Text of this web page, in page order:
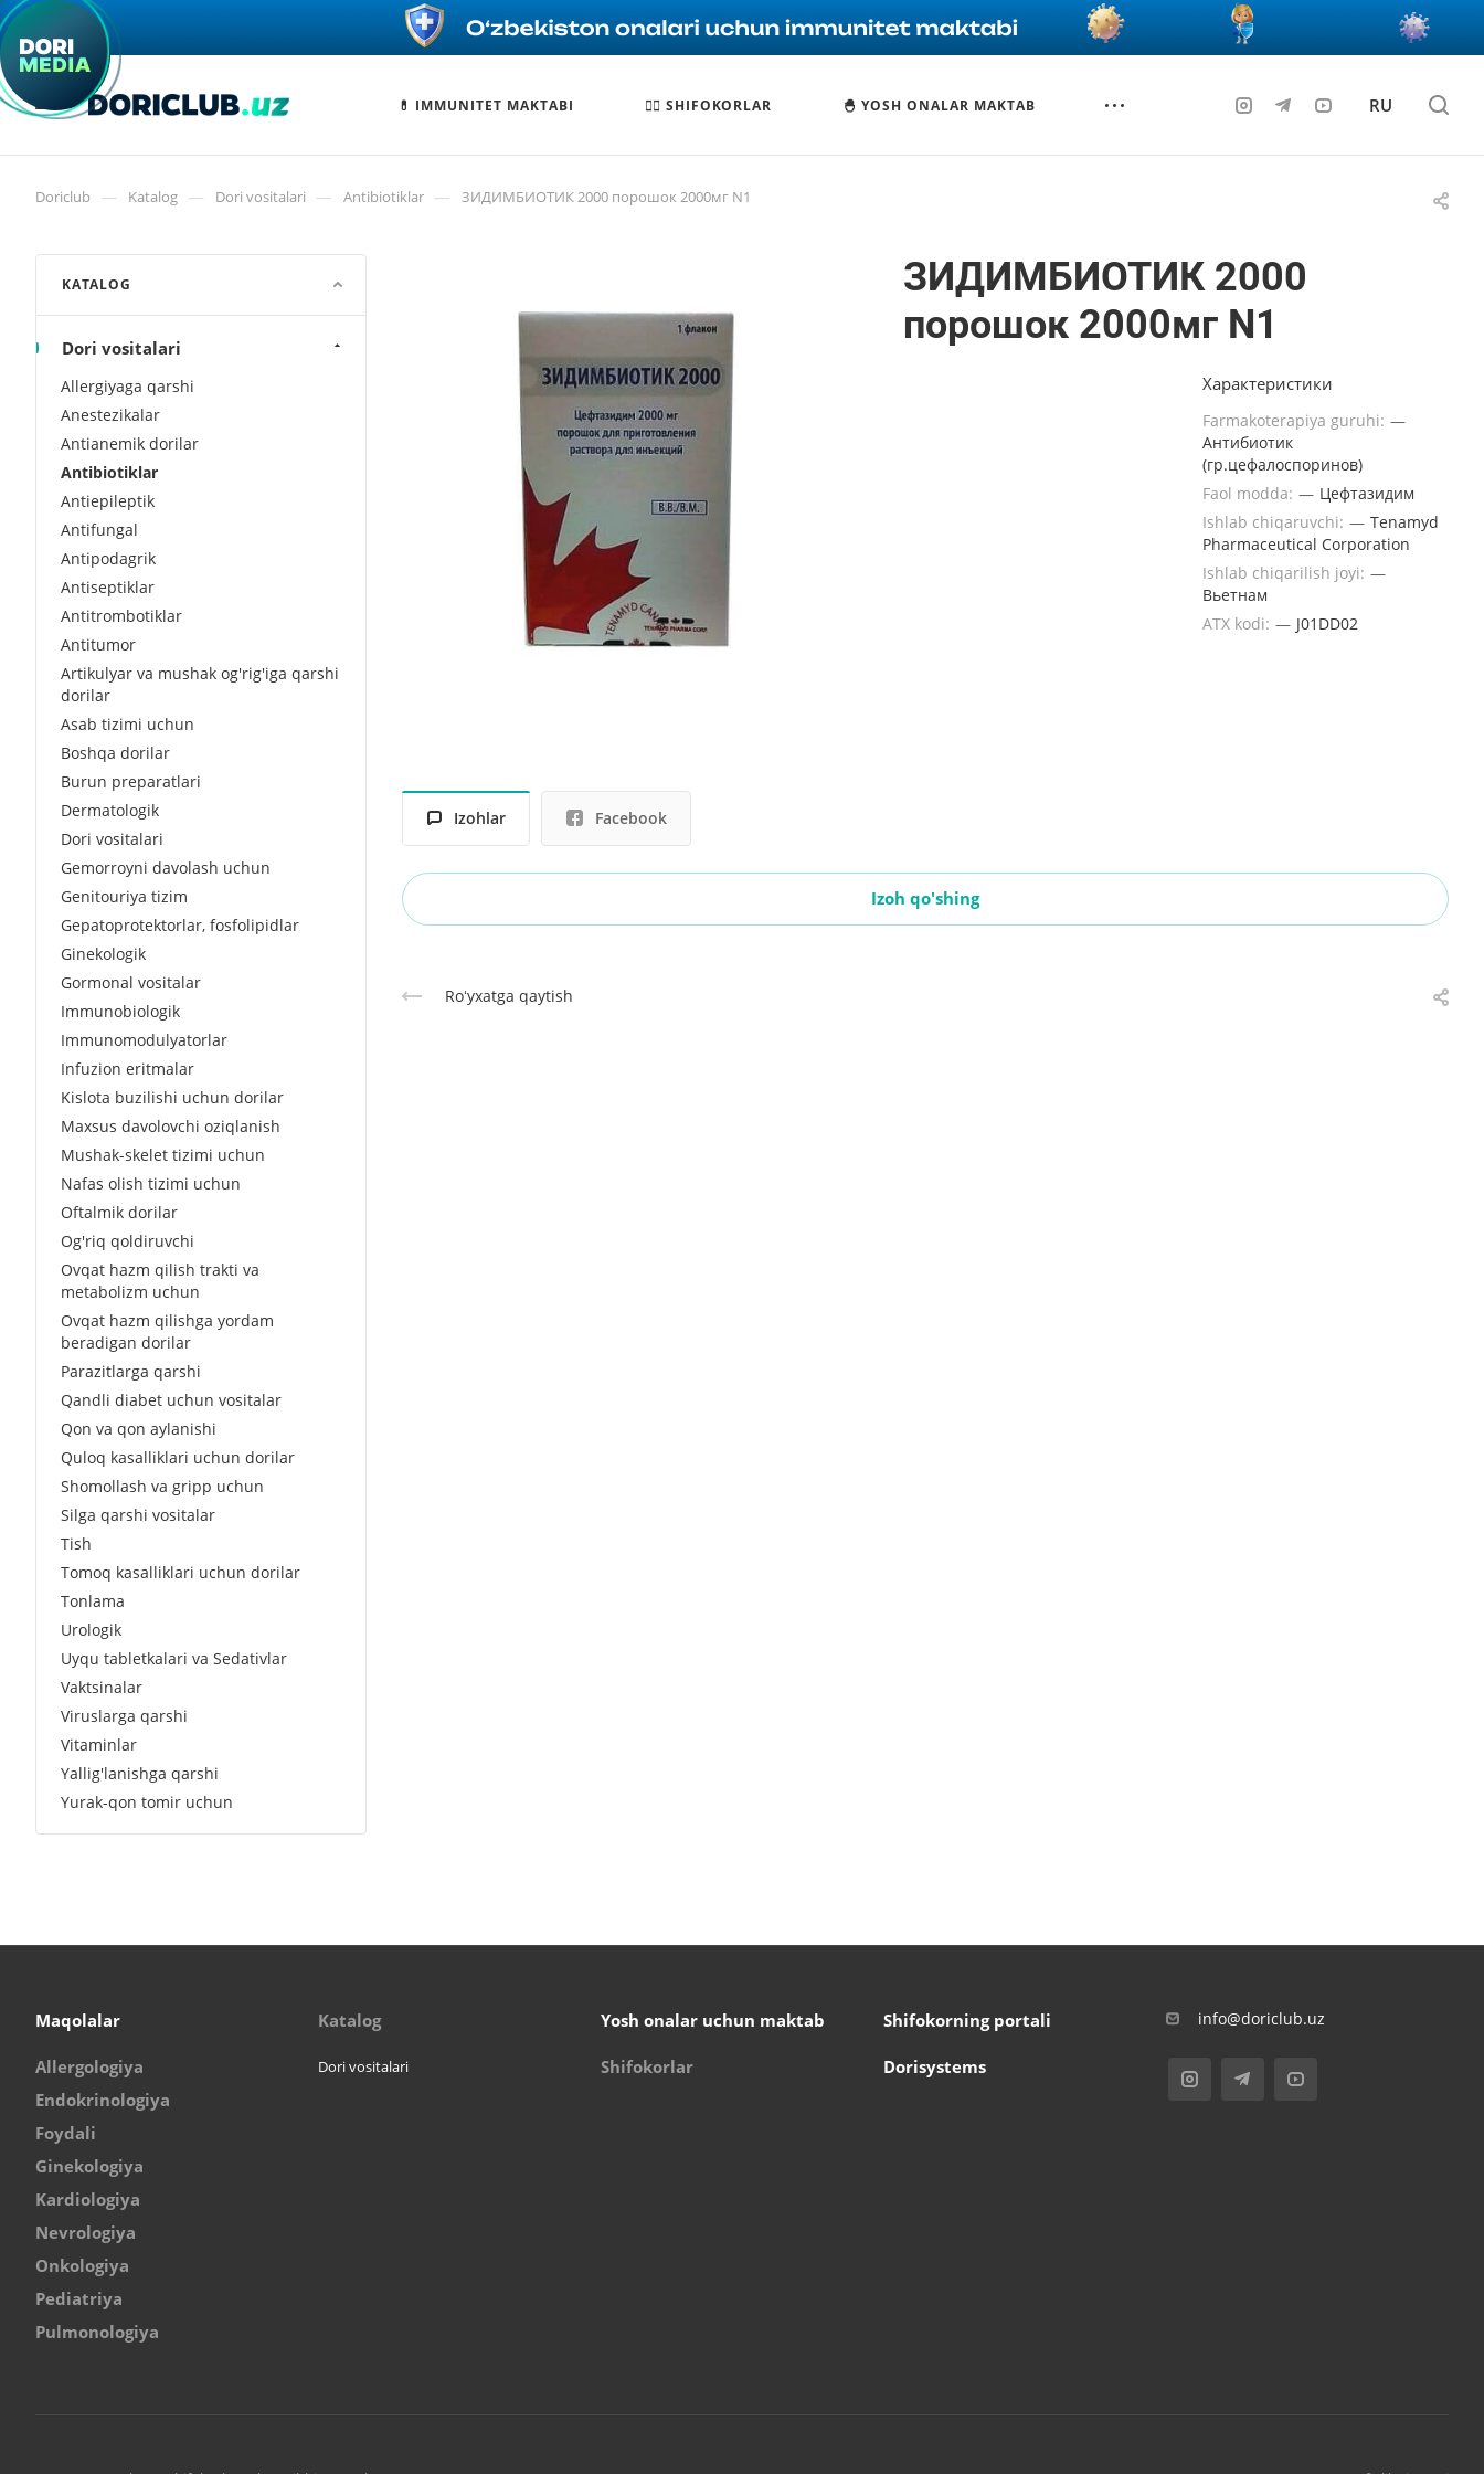
💊 IMMUNITET MAKTABI 🧑‍⚕️ SHIFOKORLAR 🐣 YOSH ONALAR MAKTAB RU
Doriclub — Katalog — Dori vositalari — Antibiotiklar — ЗИДИМБИОТИК 2000 порошок 2000мг N1
ЗИДИМБИОТИК 2000
порошок 2000мг N1
Характеристики
Farmakoterapiya guruhi: —
Антибиотик
(гр.цефалоспоринов)
Faol modda: — Цефтазидим
Ishlab chiqaruvchi: — Tenamyd
Pharmaceutical Corporation
Ishlab chiqarilish joyi: —
Вьетнам
ATX kodi: — J01DD02
Izohlar Facebook
Izoh qo'shing
Roʻyxatga qaytish
KATALOG
Dori vositalari
Allergiyaga qarshi
Anestezikalar
Antianemik dorilar
Antibiotiklar
Antiepileptik
Antifungal
Antipodagrik
Antiseptiklar
Antitrombotiklar
Antitumor
Artikulyar va mushak og'rig'iga qarshi
dorilar
Asab tizimi uchun
Boshqa dorilar
Burun preparatlari
Dermatologik
Dori vositalari
Gemorroyni davolash uchun
Genitouriya tizim
Gepatoprotektorlar, fosfolipidlar
Ginekologik
Gormonal vositalar
Immunobiologik
Immunomodulyatorlar
Infuzion eritmalar
Kislota buzilishi uchun dorilar
Maxsus davolovchi oziqlanish
Mushak-skelet tizimi uchun
Nafas olish tizimi uchun
Oftalmik dorilar
Og'riq qoldiruvchi
Ovqat hazm qilish trakti va
metabolizm uchun
Ovqat hazm qilishga yordam
beradigan dorilar
Parazitlarga qarshi
Qandli diabet uchun vositalar
Qon va qon aylanishi
Quloq kasalliklari uchun dorilar
Shomollash va gripp uchun
Silga qarshi vositalar
Tish
Tomoq kasalliklari uchun dorilar
Tonlama
Urologik
Uyqu tabletkalari va Sedativlar
Vaktsinalar
Viruslarga qarshi
Vitaminlar
Yallig'lanishga qarshi
Yurak-qon tomir uchun
Maqolalar
Allergologiya
Endokrinologiya
Foydali
Ginekologiya
Kardiologiya
Nevrologiya
Onkologiya
Pediatriya
Pulmonologiya
Katalog
Dori vositalari
Yosh onalar uchun maktab
Shifokorlar
Shifokorning portali
Dorisystems
info@doriclub.uz